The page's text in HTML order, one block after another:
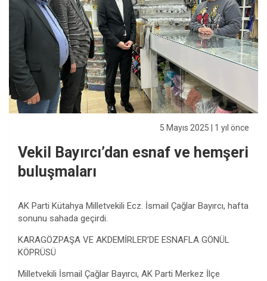
5 Mayıs 2025 | 1 yıl önce
Vekil Bayırcı’dan esnaf ve hemşeri
buluşmaları
AK Parti Kütahya Milletvekili Ecz. İsmail Çağlar Bayırcı, hafta
sonunu sahada geçirdi.
KARAGÖZPAŞA VE AKDEMİRLER’DE ESNAFLA GÖNÜL
KÖPRÜSÜ
Milletvekili İsmail Çağlar Bayırcı, AK Parti Merkez İlçe